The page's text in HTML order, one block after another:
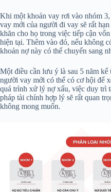
Khi một khoản vay rơi vào nhóm
vay mới của người đi vay sẽ rất
khăn cho họ trong việc tiếp cận
hiện tại. Thêm vào đó, nếu không
khoản nợ này có thể chuyển sang
Một điều cần lưu ý là sau 5 năm
người vay mới có thể có cơ hội để
quá trình xử lý nợ xấu, việc duy trì
pháp tài chính hợp lý sẽ rất quan
không mong muốn.